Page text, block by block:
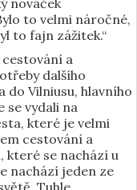
nováček
to velmi náročné,
to fajn zážitek.“
a
dalšího
do Vilniusu, hlavního
se vydali na
které je velmi
cestování a
které se nachází u
nachází jeden ze
Tuhle